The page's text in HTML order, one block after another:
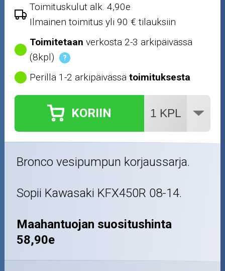
Toimituskulut alk. 4,90e
Ilmainen toimitus yli 90 € tilauksiin
Toimitetaan verkosta 2-3 arkipäivässä
(8kpl)
?
Perillä 1-2 arkipäivässätoimituksesta
KORIIN
Bronco vesipumpun korjaussarja.
Sopii Kawasaki KFX450R 08-14.
Maahantuojan suositushinta
58,90e